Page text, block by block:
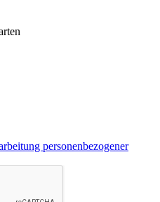
personenbezogener